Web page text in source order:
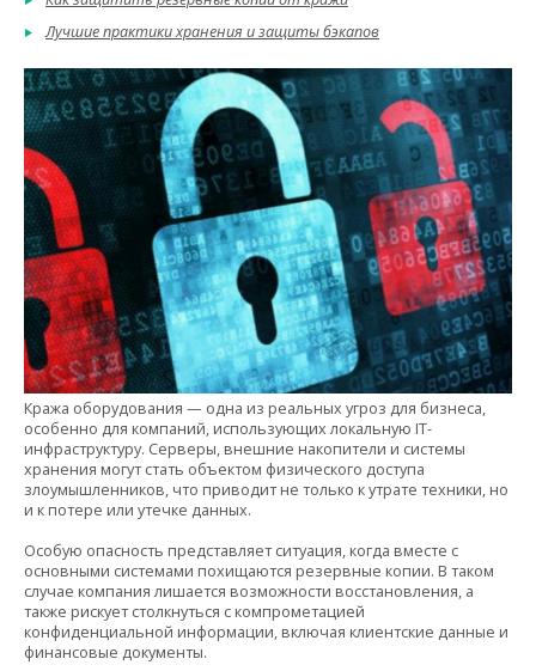
Лучшие практики хранения и защиты бэкапов
Кража оборудования — одна из реальных угроз для бизнеса,
особенно для компаний, использующих локальную IT-
инфраструктуру. Серверы, внешние накопители и системы
хранения могут стать объектом физического доступа
злоумышленников, что приводит не только к утрате техники, но
и к потере или утечке данных.
Особую опасность представляет ситуация, когда вместе с
основными системами похищаются резервные копии. В таком
случае компания лишается возможности восстановления, а
также рискует столкнуться с компрометацией
конфиденциальной информации, включая клиентские данные и
финансовые документы.